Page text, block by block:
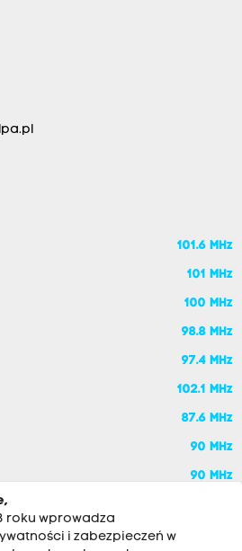
101.6 MHz
101 MHz
100 MHz
98.8 MHz
97.4 MHz
102.1 MHz
87.6 MHz
90 MHz
90 MHz
roku wprowadza
i zabezpieczeń w